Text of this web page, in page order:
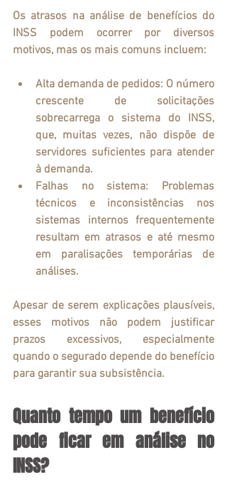
Os atrasos na análise de benefícios do
INSS podem ocorrer por diversos
motivos, mas os mais comuns incluem:
Alta demanda de pedidos: O número
crescente de solicitações
sobrecarrega o sistema do INSS,
que, muitas vezes, não dispõe de
servidores suficientes para atender
à demanda.
Falhas no sistema: Problemas
técnicos e inconsistências nos
sistemas internos frequentemente
resultam em atrasos e até mesmo
em paralisações temporárias de
análises.
Apesar de serem explicações plausíveis,
esses motivos não podem justificar
prazos excessivos, especialmente
quando o segurado depende do benefício
para garantir sua subsistência.
Quanto tempo um benefício
pode ficar em análise no
INSS?